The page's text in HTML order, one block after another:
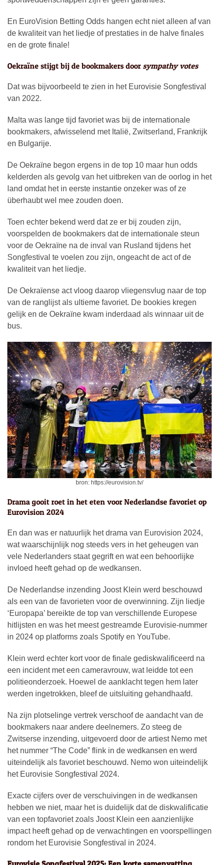
En EuroVision Betting Odds hangen echt niet alleen af van
de kwaliteit van het liedje of prestaties in de halve finales
en de grote finale!
Oekraïne stijgt bij de bookmakers door sympathy votes
Dat was bijvoorbeeld te zien in het Eurovisie Songfestival
van 2022.
Malta was lange tijd favoriet was bij de internationale
bookmakers, afwisselend met Italië, Zwitserland, Frankrijk
en Bulgarije.
De Oekraïne begon ergens in de top 10 maar hun odds
kelderden als gevolg van het uitbreken van de oorlog in het
land omdat het in eerste instantie onzeker was of ze
überhaubt wel mee zouden doen.
Toen echter bekend werd dat ze er bij zouden zijn,
voorspelden de bookmakers dat de internationale steun
voor de Oekraïne na de inval van Rusland tijdens het
Songfestival te voelen zou zijn, ongeacht de act of de
kwaliteit van het liedje.
De Oekraïense act vloog daarop vliegensvlug naar de top
van de ranglijst als ultieme favoriet. De bookies kregen
gelijk en de Oekraïne kwam inderdaad als winnaar uit de
bus.
bron: https://eurovision.tv/
Drama gooit roet in het eten voor Nederlandse favoriet op
Eurovision 2024
En dan was er natuurlijk het drama van Eurovision 2024,
wat waarschijnlijk nog steeds vers in het geheugen van
vele Nederlanders staat gegrift en wat een behoorlijke
invloed heeft gehad op de wedkansen.
De Nederlandse inzending Joost Klein werd beschouwd
als een van de favorieten voor de overwinning. Zijn liedje
‘Europapa’ bereikte de top van verschillende Europese
hitlijsten en was het meest gestreamde Eurovisie-nummer
in 2024 op platforms zoals Spotify en YouTube.
Klein werd echter kort voor de finale gediskwalificeerd na
een incident met een cameravrouw, wat leidde tot een
politieonderzoek. Hoewel de aanklacht tegen hem later
werden ingetrokken, bleef de uitsluiting gehandhaafd.
Na zijn plotselinge vertrek verschoof de aandacht van de
bookmakers naar andere deelnemers. Zo steeg de
Zwitserse inzending, uitgevoerd door de artiest Nemo met
het nummer “The Code” flink in de wedkansen en werd
uiteindelijk als favoriet beschouwd. Nemo won uiteindelijk
het Eurovisie Songfestival 2024.
Exacte cijfers over de verschuivingen in de wedkansen
hebben we niet, maar het is duidelijk dat de diskwalificatie
van een topfavoriet zoals Joost Klein een aanzienlijke
impact heeft gehad op de verwachtingen en voorspellingen
rondom het Eurovisie Songfestival in 2024.